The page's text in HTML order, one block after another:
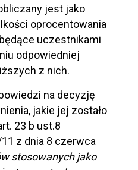
jest jako
oprocentowania
uczestnikami
odpowiedniej
z nich.
na decyzję
jakie jej zostało
23 b ust.8
z dnia 8 czerwca
stosowanych jako